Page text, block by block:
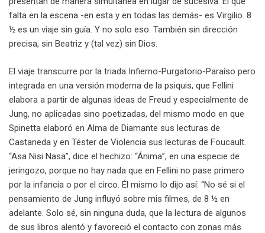
falta en la escena -en esta y en todas las demás- es Virgilio. 8
½ es un viaje sin guía. Y no solo eso. También sin dirección
precisa, sin Beatriz y (tal vez) sin Dios.
El viaje transcurre por la triada Infierno-Purgatorio-Paraíso pero
integrada en una versión moderna de la psiquis, que Fellini
elabora a partir de algunas ideas de Freud y especialmente de
Jung, no aplicadas sino poetizadas, del mismo modo en que
Spinetta elaboró en Alma de Diamante sus lecturas de
Castaneda y en Téster de Violencia sus lecturas de Foucault.
“Asa Nisi Nasa”, dice el hechizo: “Ánima”, en una especie de
jeringozo, porque no hay nada que en Fellini no pase primero
por la infancia o por el circo. Él mismo lo dijo así: “No sé si el
pensamiento de Jung influyó sobre mis filmes, de 8 ½ en
adelante. Solo sé, sin ninguna duda, que la lectura de algunos
de sus libros alentó y favoreció el contacto con zonas más